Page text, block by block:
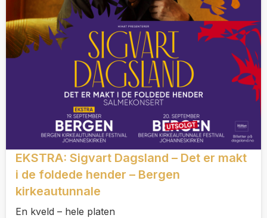
EKSTRA: Sigvart Dagsland – Det er makt
i de foldede hender – Bergen
kirkeautunnale
En kveld – hele platen